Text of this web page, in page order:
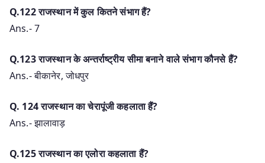
Q.122 राजस्थान में कुल कितने संभाग हैं?
Ans.- 7
Q.123 राजस्थान के अन्तर्राष्ट्रीय सीमा बनाने वाले संभाग कौनसे हैं?
Ans.- बीकानेर, जोधपुर
Q. 124 राजस्थान का चेरापूंजी कहलाता हैं?
Ans.- झालावाड़
Q.125 राजस्थान का एलोरा कहलाता हैं?